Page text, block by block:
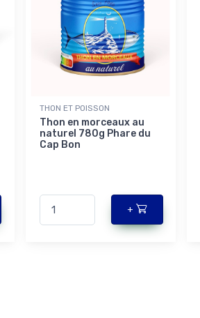
THON ET POISSON
Thon en morceaux au
naturel 780g Phare du
Cap Bon
+